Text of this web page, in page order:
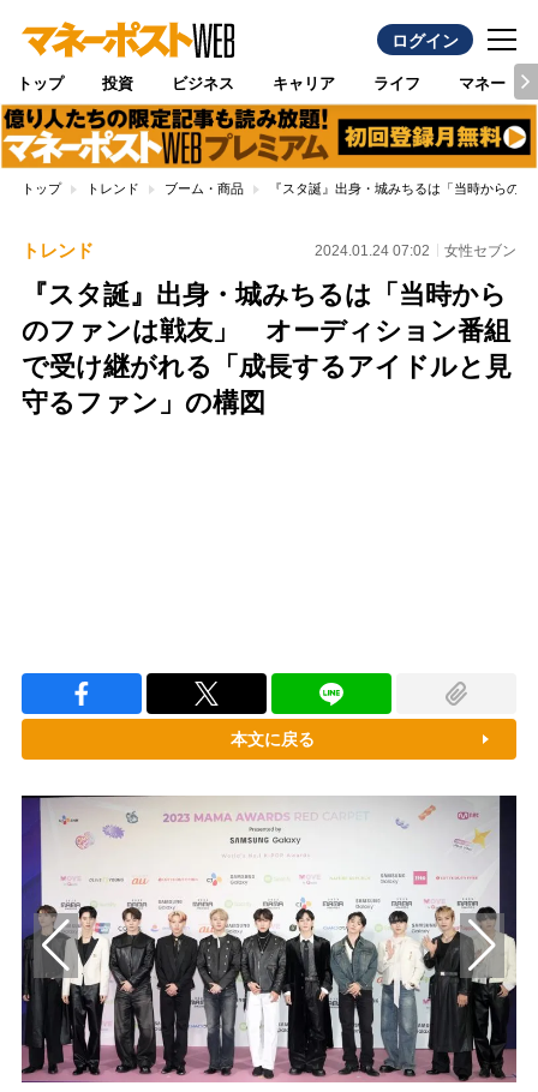
ログイン
トップ 投資 ビジネス キャリア ライフ マネー
トップ トレンド ブーム・商品 『スタ誕』出身・城みちるは「当時からの
トレンド 2024.01.24 07:02 女性セブン
『スタ誕』出身・城みちるは「当時から
のファンは戦友」 オーディション番組
で受け継がれる「成長するアイドルと見
守るファン」の構図
本文に戻る